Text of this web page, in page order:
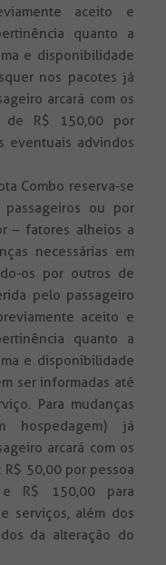
aceito e
quanto a
e disponibilidade
nos pacotes já
arcará com os
de R$ 150,00 por
eventuais advindos
Combo reserva-se
ou por
– fatores alheios a
necessárias em
os por outros de
pelo passageiro
aceito e
quanto a
e disponibilidade
ser informadas até
Para mudanças
hospedagem) já
arcará com os
50,00 por pessoa
e R$ 150,00 para
serviços, além dos
da alteração do